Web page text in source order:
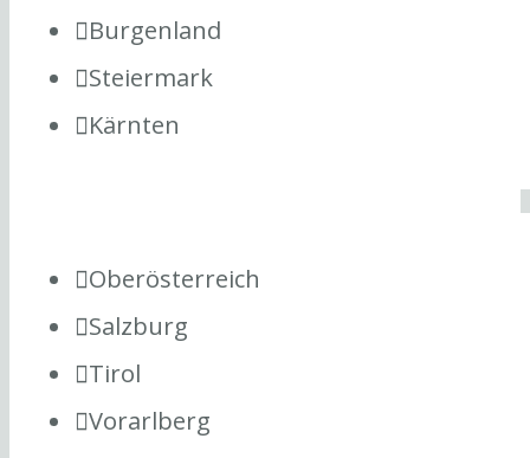
Burgenland
Steiermark
Kärnten
Oberösterreich
Salzburg
Tirol
Vorarlberg